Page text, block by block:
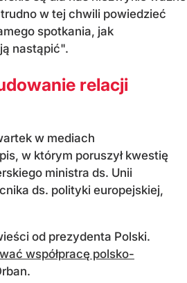
trudno w tej chwili powiedzieć
spotkania, jak
nastąpić".
relacji
w mediach
w którym poruszył kwestię
ministra ds. Unii
ds. polityki europejskiej,
od prezydenta Polski.
współpracę polsko-